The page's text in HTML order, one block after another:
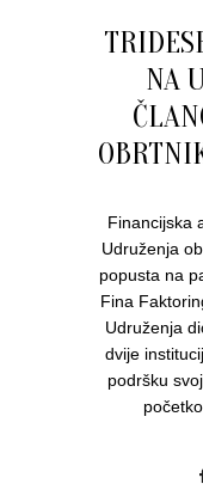
NA
Financijska
Udruženja
popusta na
Fina
Udruženja
dvije
podršku